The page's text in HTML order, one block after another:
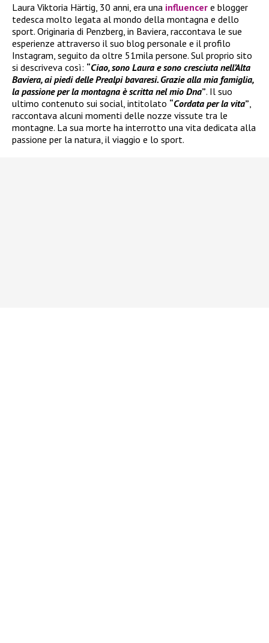
Laura Viktoria Härtig, 30 anni, era una influencer e blogger
tedesca molto legata al mondo della montagna e dello
sport. Originaria di Penzberg, in Baviera, raccontava le sue
esperienze attraverso il suo blog personale e il profilo
Instagram, seguito da oltre 51mila persone. Sul proprio sito
si descriveva così: “Ciao, sono Laura e sono cresciuta nell’Alta
Baviera, ai piedi delle Prealpi bavaresi. Grazie alla mia famiglia,
la passione per la montagna è scritta nel mio Dna”. Il suo
ultimo contenuto sui social, intitolato “Cordata per la vita”
raccontava alcuni momenti delle nozze vissute tra le
montagne. La sua morte ha interrotto una vita dedicata alla
passione per la natura, il viaggio e lo sport.